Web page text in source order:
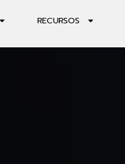
RECURSOS